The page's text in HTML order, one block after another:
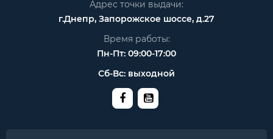
Адрес точки выдачи:
г.Днепр, Запорожское шоссе, д.27
Время работы:
Пн-Пт: 09:00-17:00
Сб-Вс: выходной